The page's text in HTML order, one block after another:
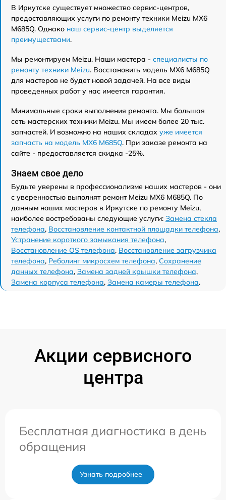
В Иркутске существует множество сервис-центров,
предоставляющих услуги по ремонту техники Meizu MX6
M685Q. Однако наш сервис-центр выделяется
преимуществами.
Мы ремонтируем Meizu. Наши мастера - специалисты по
ремонту техники Meizu. Восстановить модель MX6 M685Q
для мастеров не будет новой задачей. На все виды
проведенных работ у нас имеется гарантия.
Минимальные сроки выполнения ремонта. Мы большая
сеть мастерских техники Meizu. Мы имеем более 20 тыс.
запчастей. И возможно на наших складах уже имеется
запчасть на модель MX6 M685Q. При заказе ремонта на
сайте - предоставляется скидка -25%.
Знаем свое дело
Будьте уверены в профессионализме наших мастеров - они
с уверенностью выполнят ремонт Meizu MX6 M685Q. По
данным наших мастеров в Иркутске по ремонту Meizu,
наиболее востребованы следующие услуги: Замена стекла
телефона, Восстановление контактной площадки телефона,
Устранение короткого замыкания телефона,
Восстановление OS телефона, Восстановление загрузчика
телефона, Реболинг микросхем телефона, Сохранение
данных телефона, Замена задней крышки телефона,
Замена корпуса телефона, Замена камеры телефона.
Акции сервисного
центра
Бесплатная диагностика в день
обращения
Узнать подробнее